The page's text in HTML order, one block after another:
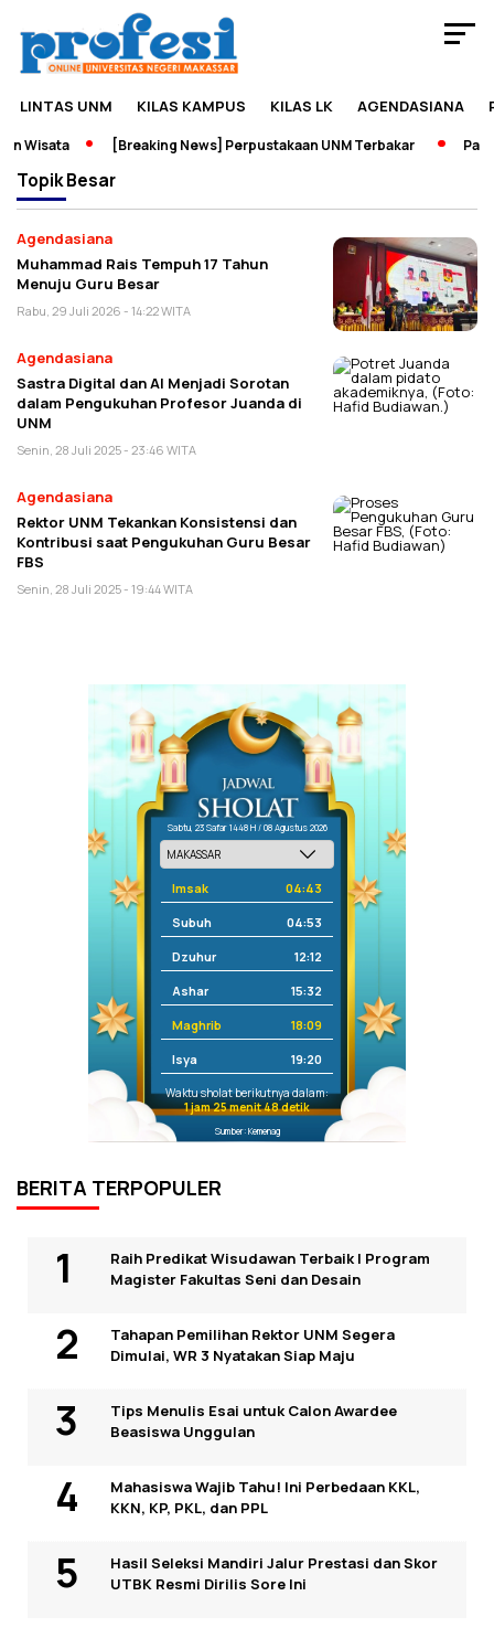
LINTAS UNM KILAS KAMPUS KILAS LK AGENDASIANA
Wisata [Breaking News] Perpustakaan UNM Terbakar
TopikBesar
Agendasiana
Muhammad Rais Tempuh 17 Tahun
Menuju Guru Besar
Rabu, 29 Juli 2026 - 14:22 WITA
Agendasiana
Sastra Digital dan AI Menjadi Sorotan
dalam Pengukuhan Profesor Juanda di
UNM
Senin, 28 Juli 2025 - 23:46 WITA
Agendasiana
Rektor UNM Tekankan Konsistensi dan
Kontribusi saat Pengukuhan Guru Besar
FBS
Senin, 28 Juli 2025 - 19:44 WITA
Sabtu, 23 Safar 1448 H / 08 Agustus 2026
Imsak 04:43
Subuh 04:53
Dzuhur 12:12
Ashar 15:32
Maghrib 18:09
Isya 19:20
Waktu sholat berikutnya dalam:
1 jam 25 menit 48 detik
Sumber: Kemenag
BERITA TERPOPULER
Raih Predikat Wisudawan Terbaik I Program
Magister Fakultas Seni dan Desain
Tahapan Pemilihan Rektor UNM Segera
Dimulai, WR 3 Nyatakan Siap Maju
Tips Menulis Esai untuk Calon Awardee
Beasiswa Unggulan
Mahasiswa Wajib Tahu! Ini Perbedaan KKL,
KKN, KP, PKL, dan PPL
Hasil Seleksi Mandiri Jalur Prestasi dan Skor
UTBK Resmi Dirilis Sore Ini